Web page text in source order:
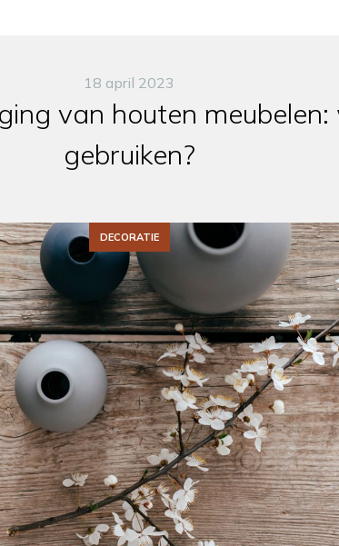
18 april 2023
van houten
gebruiken?
DECORATIE